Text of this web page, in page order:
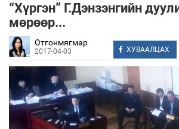
“Хүргэн” Г.Дэнзэнгийн
мөрөөр...
Отгонмягмар
2017-04-03 ХУВААЛЦАХ